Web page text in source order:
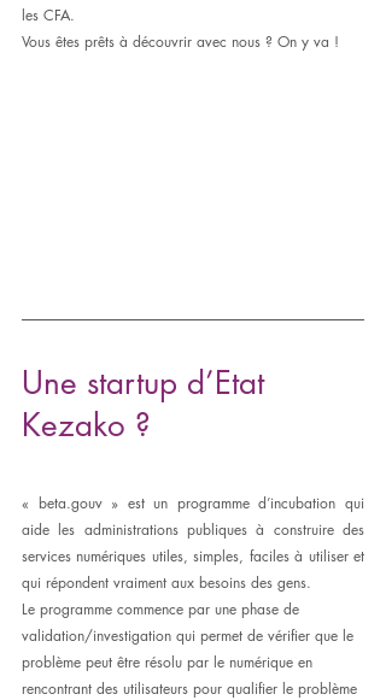
les CFA.
Vous êtes prêts à découvrir avec nous ? On y va !
Une startup d’Etat
Kezako ?
« beta.gouv » est un programme d’incubation qui
aide les administrations publiques à construire des
services numériques utiles, simples, faciles à utiliser et
qui répondent vraiment aux besoins des gens.
Le programme commence par une phase de
validation/investigation qui permet de vérifier que le
problème peut être résolu par le numérique en
rencontrant des utilisateurs pour qualifier le problème